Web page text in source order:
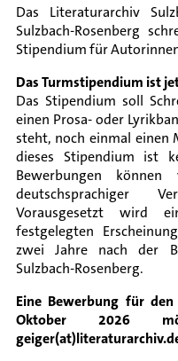
Das Literaturarchiv
Sulzbach-Rosenberg
Stipendium für
Das Turmstipendium ist
Das Stipendium soll
einen Prosa- oder
steht, noch einmal einen
dieses Stipendium ist
Bewerbungen
deutschsprachiger
Vorausgesetzt wird
festgelegten
zwei Jahre nach der
Sulzbach-Rosenberg.
Eine Bewerbung für
Oktober 2026